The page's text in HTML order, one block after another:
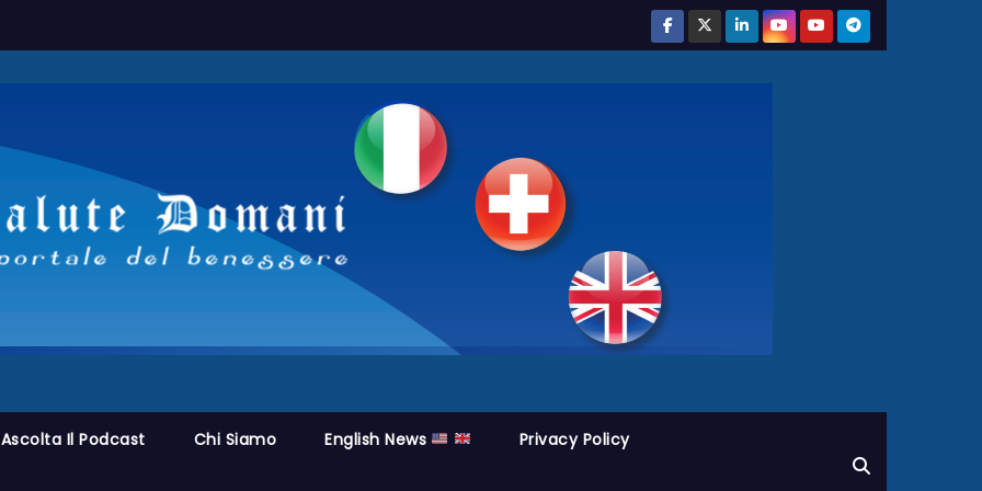
Ascolta Il Podcast Chi Siamo English News Privacy Policy